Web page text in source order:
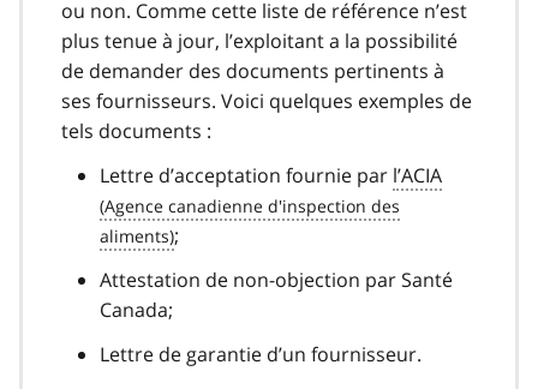
ou non. Comme cette liste de référence n’est
plus tenue à jour, l’exploitant a la possibilité
de demander des documents pertinents à
ses fournisseurs. Voici quelques exemples de
tels documents :
Lettre d’acceptation fournie par l’ACIA
;
Attestation de non-objection par Santé
Canada;
Lettre de garantie d’un fournisseur.